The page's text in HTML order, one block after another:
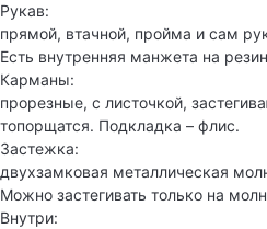
Рукав:
прямой, втачной, пройма и сам
Есть внутренняя манжета на
Карманы:
прорезные, с листочкой,
топорщатся. Подкладка – флис.
Застежка:
двухзамковая металлическая
Можно застегивать только на
Внутри: